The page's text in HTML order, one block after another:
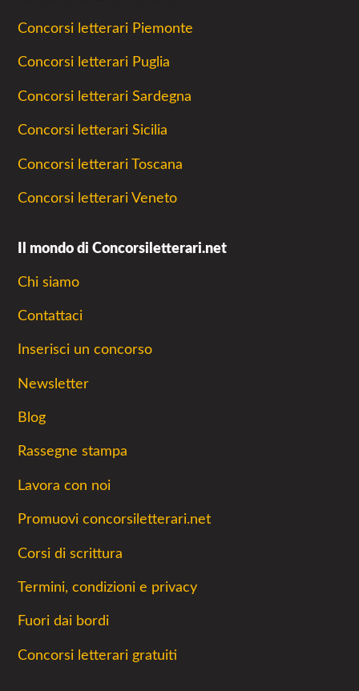
Concorsi letterari Piemonte
Concorsi letterari Puglia
Concorsi letterari Sardegna
Concorsi letterari Sicilia
Concorsi letterari Toscana
Concorsi letterari Veneto
Il mondo di Concorsiletterari.net
Chi siamo
Contattaci
Inserisci un concorso
Newsletter
Blog
Rassegne stampa
Lavora con noi
Promuovi concorsiletterari.net
Corsi di scrittura
Termini, condizioni e privacy
Fuori dai bordi
Concorsi letterari gratuiti